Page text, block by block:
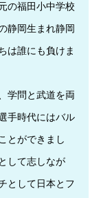
の福田小中学校
静岡生まれ静岡
は誰にも負けま
学問と武道を両
手時代にはバル
とができまし
して志しなが
として日本とフ